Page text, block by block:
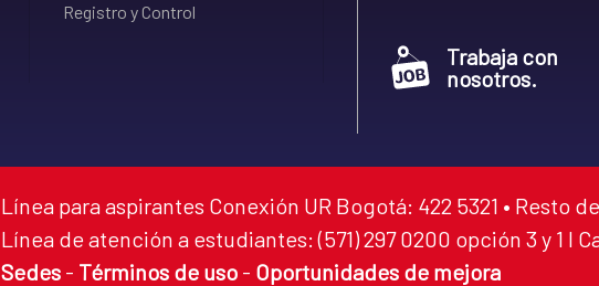
Registro y Control
Trabaja con
nosotros.
Línea para aspirantes Conexión UR Bogotá: 422 5321 • Resto
Línea de atención a estudiantes: (571) 297 0200 opción 3 y 1 I
Sedes - Términos de uso - Oportunidades de mejora